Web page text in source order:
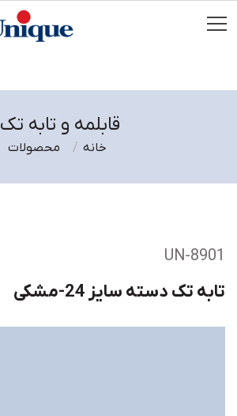
قابلمه و تابه تک
محصولات خانه
UN-8901
تابه تک دسته سایز 24-مشکی